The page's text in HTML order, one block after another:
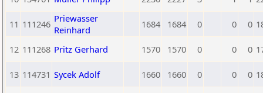
11 111246 Priewasser
Reinhard
1684 1684 0 0 0
12 111268 Pritz Gerhard 1570 1570 0 0 0
13 114731 Sycek Adolf 1660 1660 0 0 0